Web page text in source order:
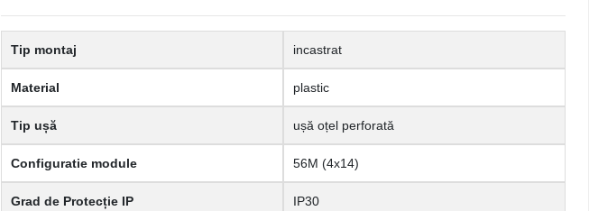
Tip montaj incastrat
Material plastic
Tip ușă ușă oțel perforată
Configuratie module 56M (4x14)
Grad de Protecție IP IP30